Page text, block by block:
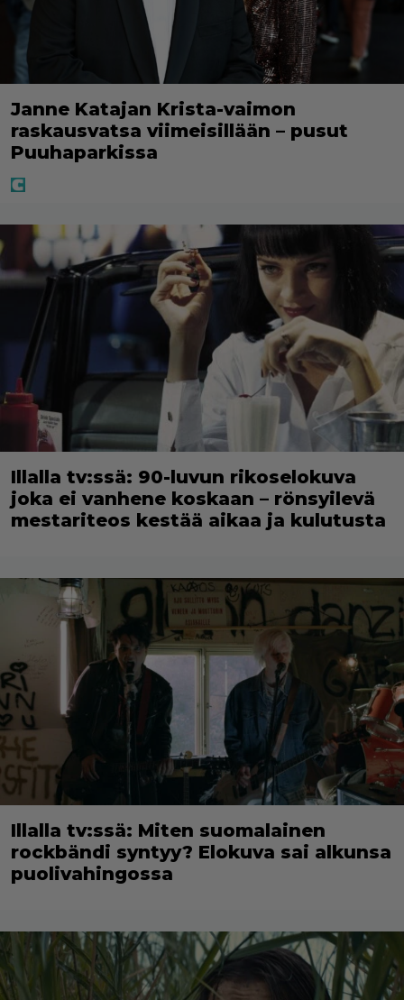
Janne Katajan Krista-vaimon
raskausvatsa viimeisillään – pusut
Puuhaparkissa
Illalla tv:ssä: 90-luvun rikoselokuva
joka ei vanhene koskaan – rönsyilevä
mestariteos kestää aikaa ja kulutusta
Illalla tv:ssä: Miten suomalainen
rockbändi syntyy? Elokuva sai alkunsa
puolivahingossa